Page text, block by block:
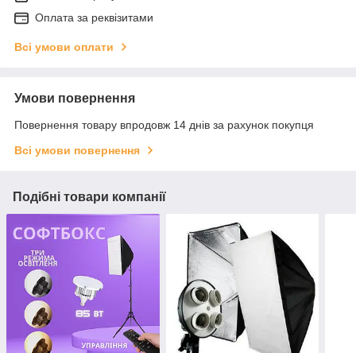
Оплата за реквізитами
Всі умови оплати
Умови повернення
Повернення товару впродовж 14 днів за рахунок покупця
Всі умови повернення
Подібні товари компанії